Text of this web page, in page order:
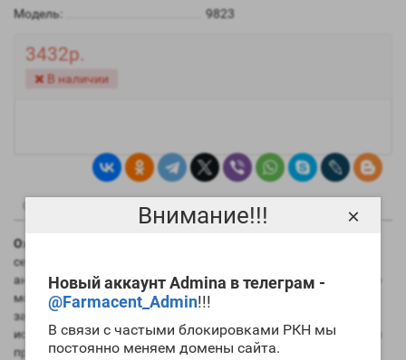
Внимание!!!
Новый аккаунт Admina в телеграм -
@Farmacent_Admin!!!
В связи с частыми блокировками РКН мы
постоянно меняем домены сайта.
×
Модель:
9823
3432р.
В наличии
Описание Отзывы
Oxydol 25 Vertex
сейчас используются билдерами. Это весьма сильный
анаболик, а среди таблетированных препаратов он наиболее
мощный. Ранее считалось, чтоOxydol 25 Vertex
задерживает в организме воду. Однако последние научные
исследования этот опровергли. Вам определенно понравится
предложенная намицена Oxydol 25 Vertex.